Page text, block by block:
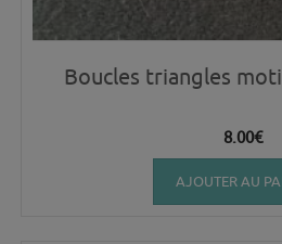
Boucles triangles
8.00€
AJOUTER AU